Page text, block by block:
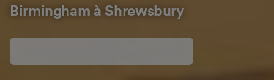
Birmingham à Shrewsbury